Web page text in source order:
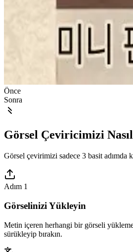
Önce
Sonra
Görsel Çeviricimizi Nasıl
Görsel çevirimizi sadece 3 basit adımda
Adım 1
Görselinizi Yükleyin
Metin içeren herhangi bir görseli
sürükleyip bırakın.